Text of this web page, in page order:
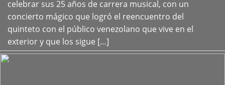
celebrar sus 25 años de carrera musical, con un
concierto mágico que logró el reencuentro del
quinteto con el público venezolano que vive en el
exterior y que los sigue […]